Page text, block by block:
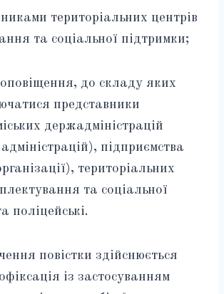
територіальних центрів
та соціальної підтримки;
до складу яких
представники
держадміністрацій
підприємства
територіальних
та соціальної
поліцейські.
повістки здійснюється
із застосуванням